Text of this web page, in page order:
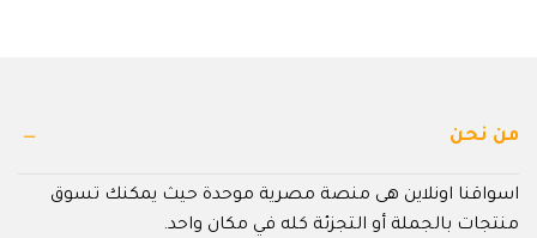
من نحن
اسواقنا اونلاين هى منصة مصرية موحدة حيث يمكنك تسوق
منتجات بالجملة أو التجزئة كله في مكان واحد.